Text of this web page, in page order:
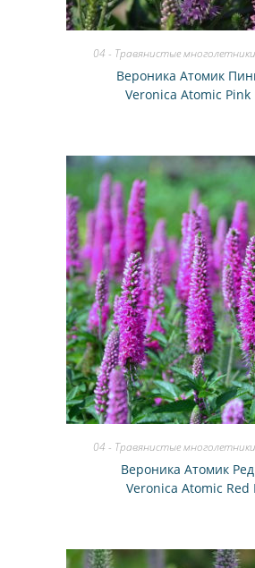
04 - Травянистые многолетники
Вероника Атомик
Veronica Atomic Pink
04 - Травянистые многолетники
Вероника Атомик
Veronica Atomic Red